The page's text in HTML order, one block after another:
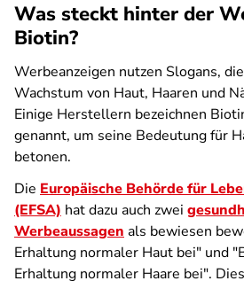
Was steckt hinter der
Biotin?
Werbeanzeigen nutzen Slogans,
Wachstum von Haut, Haaren und
Einige Herstellern bezeichnen
genannt, um seine Bedeutung für
betonen.
Die Europäische Behörde für
(EFSA) hat dazu auch zwei
Werbeaussagen als bewiesen
Erhaltung normaler Haut bei" und
Erhaltung normaler Haare bei".